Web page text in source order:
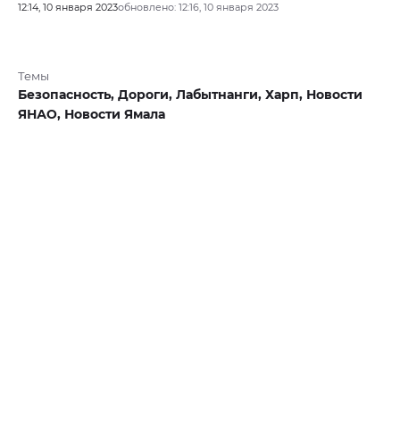
12:14, 10 января 2023обновлено: 12:16, 10 января 2023
Темы
Безопасность, Дороги, Лабытнанги, Харп, Новости
ЯНАО, Новости Ямала